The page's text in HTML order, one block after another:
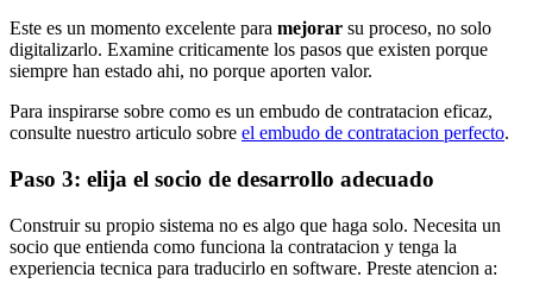
Este es un momento excelente para mejorar su proceso, no solo
digitalizarlo. Examine criticamente los pasos que existen porque
siempre han estado ahi, no porque aporten valor.
Para inspirarse sobre como es un embudo de contratacion eficaz,
consulte nuestro articulo sobre el embudo de contratacion perfecto.
Paso 3: elija el socio de desarrollo adecuado
Construir su propio sistema no es algo que haga solo. Necesita un
socio que entienda como funciona la contratacion y tenga la
experiencia tecnica para traducirlo en software. Preste atencion a: